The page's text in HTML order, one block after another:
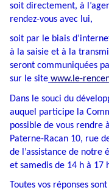
soit directement, à
rendez-vous avec lui,
soit par le biais
à la saisie et à la
seront communiquées
sur le site www.le-
Dans le souci du
auquel participe la
possible de vous rendre
Paterne-Racan 10, rue
de l’assistance de
et samedis de 14 h à 17
Toutes vos réponses